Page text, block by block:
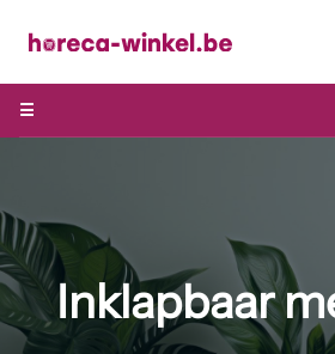
naar
inhoud
☰
Inklapbaar